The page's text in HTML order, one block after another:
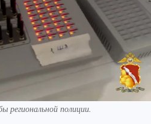
региональной полиции.